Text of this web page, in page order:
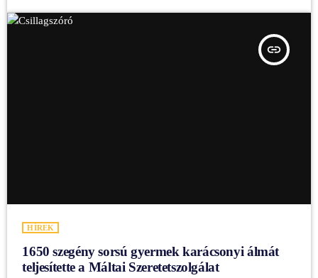
insert_link
HÍREK
1650 szegény sorsú gyermek karácsonyi álmát
teljesítette a Máltai Szeretetszolgálat